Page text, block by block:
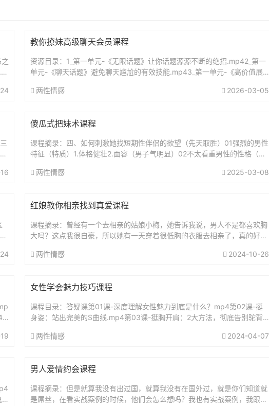
教你撩妹高级聊天会员课程
资源目录：1_第一单元-《无限话题》让你话题源源不断的绝招.mp42_第一
单元-《聊天话题》避免聊天尴尬的有效技能.mp43_第一单元-《高价值展
两性情感
2026-03-05
傻瓜式把妹术课程
课程摘录：四、如何刺激她找短期性伴侣的欲望（先天取胜）01强烈的男性
特征（特质）1.体格健壮2.面容（男子气明显）02不太看重男性的性格（潜
两性情感
2025-03-08
红娘教你相亲找到真爱课程
课程摘录：曾经有一个去相亲的姑娘小梅，她告诉我说，男人不是都喜欢胸
大吗？这点我很自豪，所以她有一天穿着很低胸的衣服去相亲了，真的好性
涂...两性情感 2024-10-26
女性学会魅力技巧课程
课程目录：答疑课第01课-深度理解女性魅力到底是什么？mp4第02课-挺
身姿：站出完美的S曲线.mp4第03课-挺胸开肩：2大方法，彻底告别驼背.
两性情感
2024-04-07
男人爱情约会课程
课程摘录：但是就算我没有出过国，就算我没有在国外过，就是你们知道就
是屌丝，在看实战案例的时候，他们会怎么想吗？我也有实战案例，我跟女